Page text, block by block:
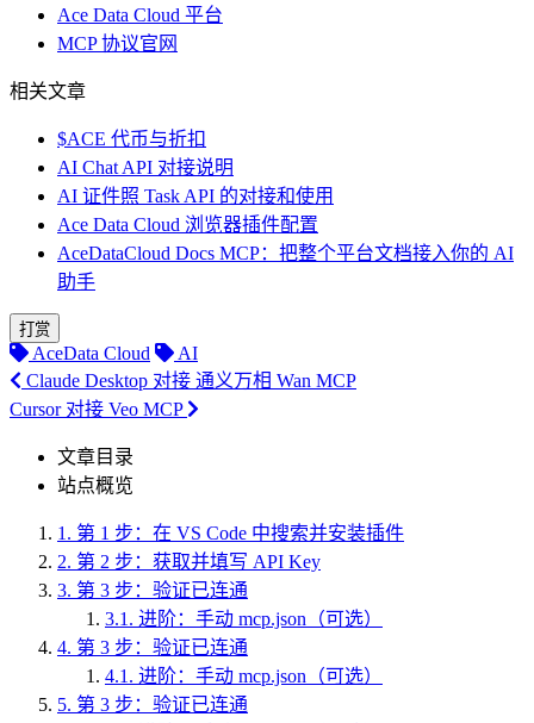
Ace Data Cloud 平台
MCP 协议官网
相关文章
$ACE 代币与折扣
AI Chat API 对接说明
AI 证件照 Task API 的对接和使用
Ace Data Cloud 浏览器插件配置
AceDataCloud Docs MCP：把整个平台文档接入你的 AI
助手
打赏
AceData Cloud
AI
Claude Desktop 对接 通义万相 Wan MCP
Cursor 对接 Veo MCP
文章目录
站点概览
1. 第 1 步：在 VS Code 中搜索并安装插件
2. 第 2 步：获取并填写 API Key
3. 第 3 步：验证已连通
3.1. 进阶：手动 mcp.json（可选）
4. 第 3 步：验证已连通
4.1. 进阶：手动 mcp.json（可选）
5. 第 3 步：验证已连通